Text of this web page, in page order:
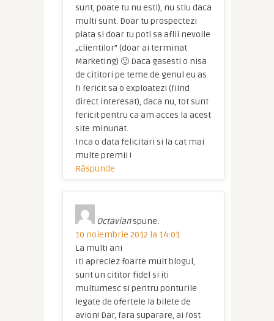
sunt, poate tu nu esti), nu stiu daca
multi sunt. Doar tu prospectezi
piata si doar tu poti sa aflii nevoile
„clientilor” (doar ai terminat
Marketing) 🙂 Daca gasesti o nisa
de cititori pe teme de genul eu as
fi fericit sa o exploatezi (fiind
direct interesat), daca nu, tot sunt
fericit pentru ca am acces la acest
site minunat.
Inca o data felicitari si la cat mai
multe premii !
Răspunde
Octavian spune:
10 noiembrie 2012 la 14:01
La multi ani
Iti apreciez foarte mult blogul,
sunt un cititor fidel si iti
multumesc si pentru ponturile
legate de ofertele la bilete de
avion! Dar, fara suparare, ai fost